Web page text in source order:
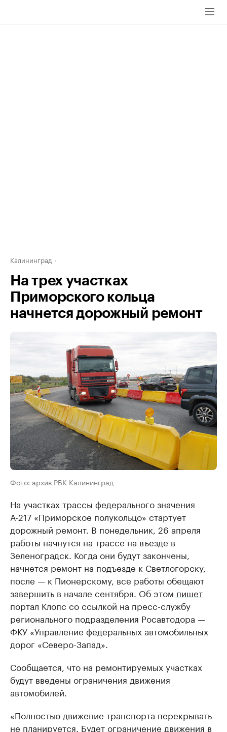
Калининград
На трех участках
Приморского кольца
начнется дорожный ремонт
Фото: архив РБК Калининград
На участках трассы федерального значения
А-217 «Приморское полукольцо» стартует
дорожный ремонт. В понедельник, 26 апреля
работы начнутся на трассе на въезде в
Зеленоградск. Когда они будут закончены,
начнется ремонт на подъезде к Светлогорску,
после — к Пионерскому, все работы обещают
завершить в начале сентября. Об этом пишет
портал Клопс со ссылкой на пресс-службу
регионального подразделения Росавтодора —
ФКУ «Управление федеральных автомобильных
дорог «Северо-Запад».
Сообщается, что на ремонтируемых участках
будут введены ограничения движения
автомобилей.
«Полностью движение транспорта перекрывать
не планируется. Будет ограничение движения в